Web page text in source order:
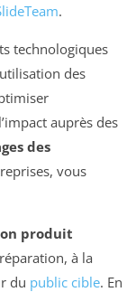
.
technologiques
des
auprès des
des
vous
produit
à la
du public cible. En